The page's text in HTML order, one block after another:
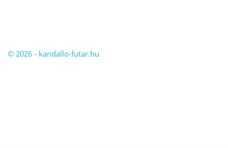
© 2026 - kandallo-futar.hu